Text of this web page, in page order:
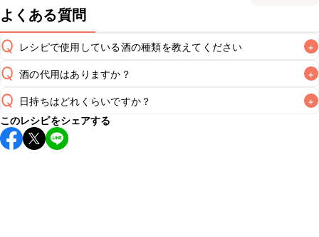
よくある質問
Q レシピで使用している酒の種類を教えてください +
A
Q 酒の代用はありますか？ +
A
Q 日持ちはどれくらいですか？ +
こちらのレシピは出来たてをお召し上がりいただくことをお
すすめします。
このレシピをシェアする